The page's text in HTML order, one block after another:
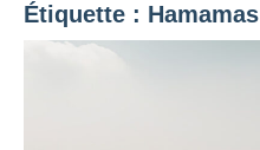
Étiquette : Hamamas